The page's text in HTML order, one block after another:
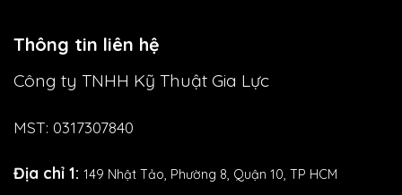
Thông tin liên hệ
Công ty TNHH Kỹ Thuật Gia Lực
MST: 0317307840
Địa chỉ 1: 149 Nhật Tảo, Phường 8, Quận 10, TP HCM